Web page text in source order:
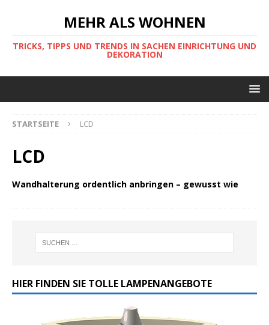
MEHR ALS WOHNEN
TRICKS, TIPPS UND TRENDS IN SACHEN EINRICHTUNG UND
DEKORATION
STARTSEITE LCD
LCD
Wandhalterung ordentlich anbringen – gewusst wie
HIER FINDEN SIE TOLLE LAMPENANGEBOTE